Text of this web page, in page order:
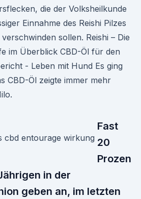
die der Volksheilkunde
Einnahme des Reishi Pilzes
sollen. Reishi – Die
im Überblick CBD-Öl für den
- Leben mit Hund Es ging
CBD-Öl zeigte immer mehr
Fast
20
Prozen
in der
geben an, im letzten